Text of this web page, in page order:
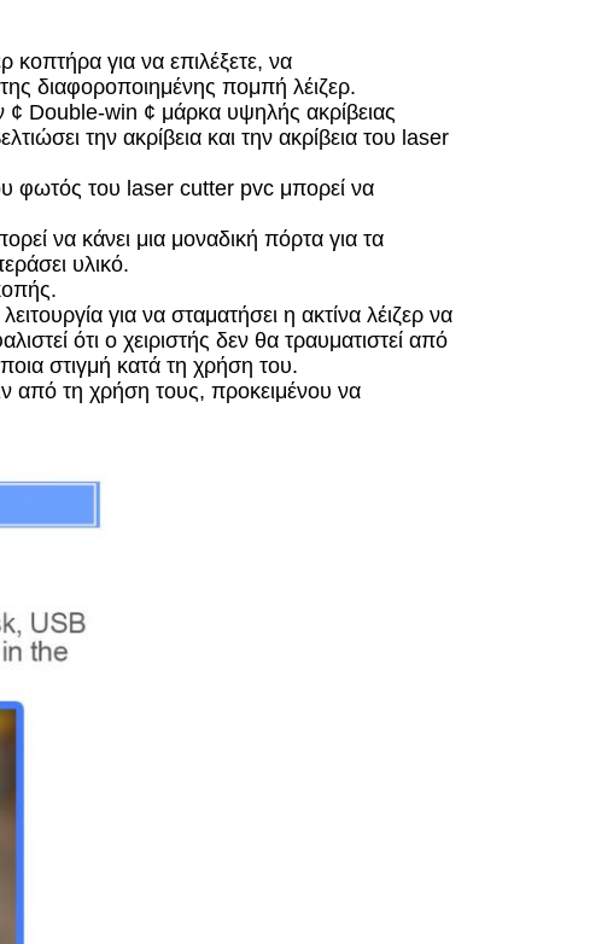
για να επιλέξετε, να
διαφοροποιημένης πομπή λέιζερ.
¢ Double-win ¢ μάρκα υψηλής ακρίβειας
την ακρίβεια και την ακρίβεια του laser
φωτός του laser cutter pvc μπορεί να
να κάνει μια μοναδική πόρτα για τα
υλικό.
για να σταματήσει η ακτίνα λέιζερ να
ότι ο χειριστής δεν θα τραυματιστεί από
στιγμή κατά τη χρήση του.
από τη χρήση τους, προκειμένου να